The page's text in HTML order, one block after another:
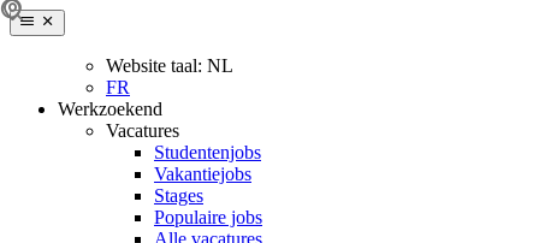
Website taal: NL
FR
Werkzoekend
Vacatures
Studentenjobs
Vakantiejobs
Stages
Populaire jobs
Alle vacatures